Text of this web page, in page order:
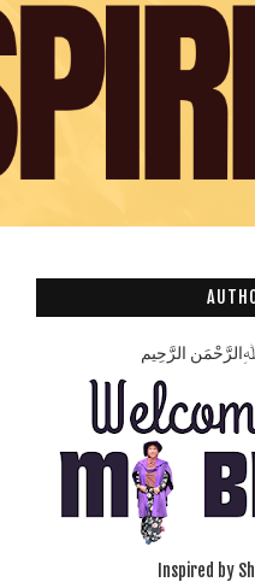
ﷲِالرَّحْمَنِ الرَّحِيم
Inspired by